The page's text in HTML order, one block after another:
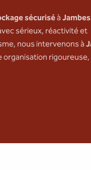
sécuriséà Jambes
sérieux, réactivité et
nous intervenons à